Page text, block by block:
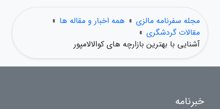
مجله سفرنامه مالزی » همه اخبار و مقاله ها »
مقالات گردشگری »
آشنایی با بهترین بازارچه های کوالالامپور
خبرنامه